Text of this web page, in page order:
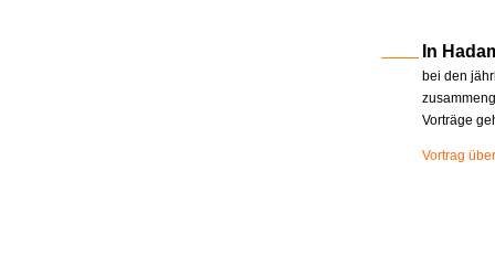
In
bei den
Vorträge
Vortrag